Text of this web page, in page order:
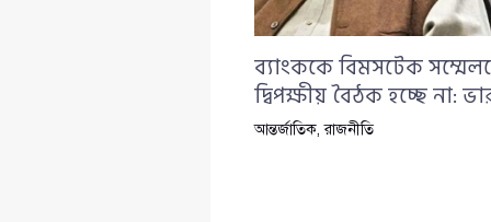
ব্যাংককে বিমসটেক
দ্বিপক্ষীয় বৈঠক হচ্ছে না:
আন্তর্জাতিক,রাজনীতি